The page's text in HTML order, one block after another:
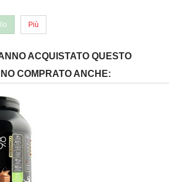
Più
ACQUISTATO QUESTO
COMPRATO ANCHE: